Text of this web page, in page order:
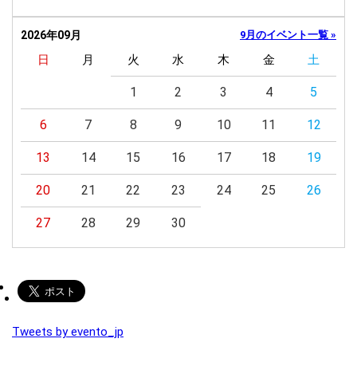
2026年09月 9月のイベント一覧 »
日 月 火 水 木 金 土
1 2 3 4 5
6 7 8 9 10 11 12
13 14 15 16 17 18 19
20 21 22 23 24 25 26
27 28 29 30
Tweets by evento_jp